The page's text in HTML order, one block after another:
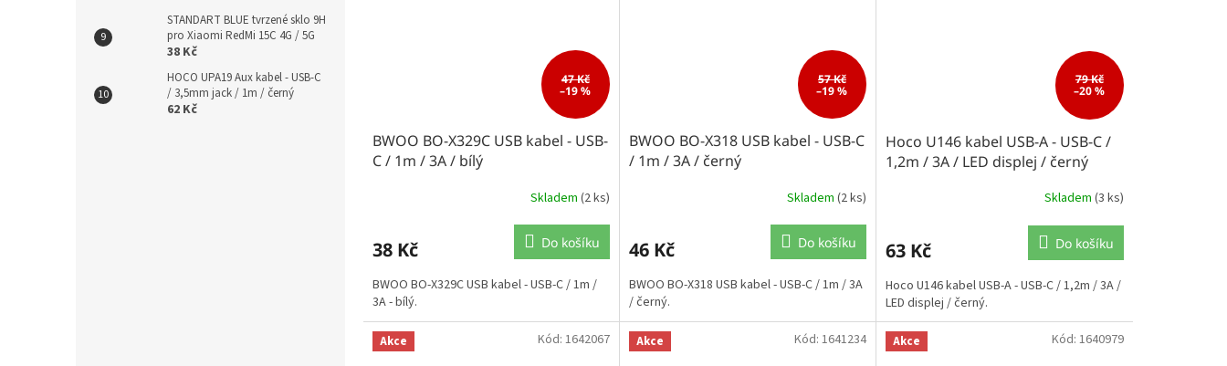
STANDART BLUE tvrzené sklo 9H
pro Xiaomi RedMi 15C 4G / 5G
38 Kč
HOCO UPA19 Aux kabel - USB-C
/ 3,5mm jack / 1m / černý
62 Kč
47 Kč
–19 %
BWOO BO-X329C USB kabel - USB-
C / 1m / 3A / bílý
Skladem (2 ks)
38 Kč Do košíku
BWOO BO-X329C USB kabel - USB-C / 1m /
3A - bílý.
57 Kč
–19 %
BWOO BO-X318 USB kabel - USB-C
/ 1m / 3A / černý
Skladem (2 ks)
46 Kč Do košíku
BWOO BO-X318 USB kabel - USB-C / 1m / 3A
/ černý.
79 Kč
–20 %
Hoco U146 kabel USB-A - USB-C /
1,2m / 3A / LED displej / černý
Skladem (3 ks)
63 Kč Do košíku
Hoco U146 kabel USB-A - USB-C / 1,2m / 3A /
LED displej / černý.
Akce Kód: 1642067 Akce Kód: 1641234 Akce Kód: 1640979